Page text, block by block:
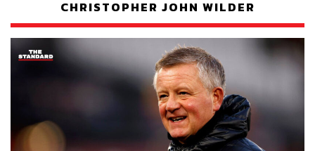
CHRISTOPHER JOHN WILDER